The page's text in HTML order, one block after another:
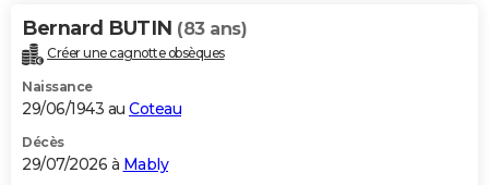
Alimentation
Guide de la santé
Maladies
Médicaments
Sommeil
VOYAGE
Destinations
City break
Voyage nature
Voyage de noces
Forum
Climat
+PHOTO
GUIDES D'ACHAT
Bernard BUTIN (83 ans)
Créer une cagnotte obsèques
Naissance
29/06/1943 au Coteau
Décès
29/07/2026 à Mably